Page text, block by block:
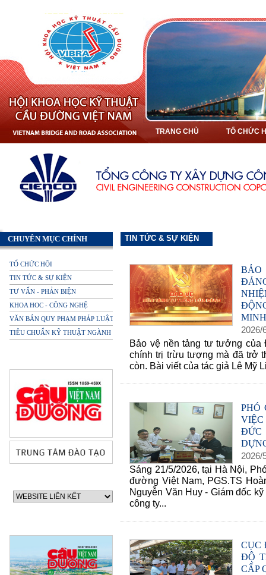
TRANG CHỦ TỔ CHỨC
CHUYÊN MỤC CHÍNH
TỔ CHỨC HỘI
TIN TỨC & SỰ KIỆN
TƯ VẤN - PHẢN BIỆN
KHOA HOC - CÔNG NGHỆ
VĂN BẢN QUY PHẠM PHÁP LUẬT
TIÊU CHUẨN KỸ THUẬT NGÀNH
TIN TỨC & SỰ KIỆN
2026/
Bảo vệ nền tảng tư tưởng của
chính trị trừu tượng mà đã trở
còn. Bài viết của tác giả Lê Mỹ
PHÓ
ĐỨC
2026/
Sáng 21/5/2026, tại Hà Nội,
đường Việt Nam, PGS.TS
Nguyễn Văn Huy - Giám đốc
công ty...
CỤC
ĐỘ
CẤP